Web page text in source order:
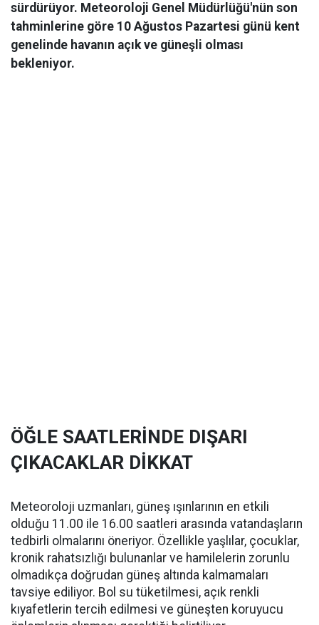
sürdürüyor. Meteoroloji Genel Müdürlüğü'nün son
tahminlerine göre 10 Ağustos Pazartesi günü kent
genelinde havanın açık ve güneşli olması
bekleniyor.
ÖĞLE SAATLERİNDE DIŞARI
ÇIKACAKLAR DİKKAT
Meteoroloji uzmanları, güneş ışınlarının en etkili
olduğu 11.00 ile 16.00 saatleri arasında vatandaşların
tedbirli olmalarını öneriyor. Özellikle yaşlılar, çocuklar,
kronik rahatsızlığı bulunanlar ve hamilelerin zorunlu
olmadıkça doğrudan güneş altında kalmamaları
tavsiye ediliyor. Bol su tüketilmesi, açık renkli
kıyafetlerin tercih edilmesi ve güneşten koruyucu